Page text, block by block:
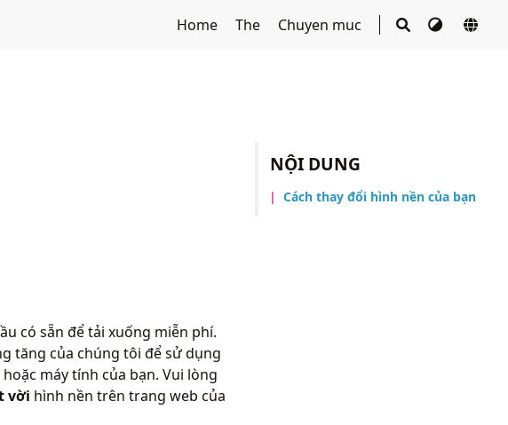
Home The Chuyen muc
NỘI DUNG
Cách thay đổi hình nền của bạn
có sẵn để tải xuống miễn phí.
tăng của chúng tôi để sử dụng
máy tính của bạn. Vui lòng
vời hình nền trên trang web của